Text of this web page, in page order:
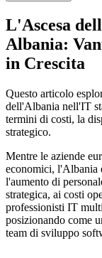
L'Ascesa
Albania:
in Crescita
Questo articolo
dell'Albania nell'IT
termini di costi, la
strategico.
Mentre le aziende
economici, l'Albania
l'aumento di
strategica, ai costi
professionisti IT
posizionando come
team di sviluppo